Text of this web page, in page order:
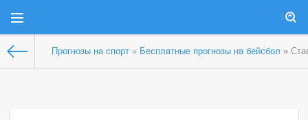
Прогнозы на спорт » Бесплатные прогнозы на бейсбол »